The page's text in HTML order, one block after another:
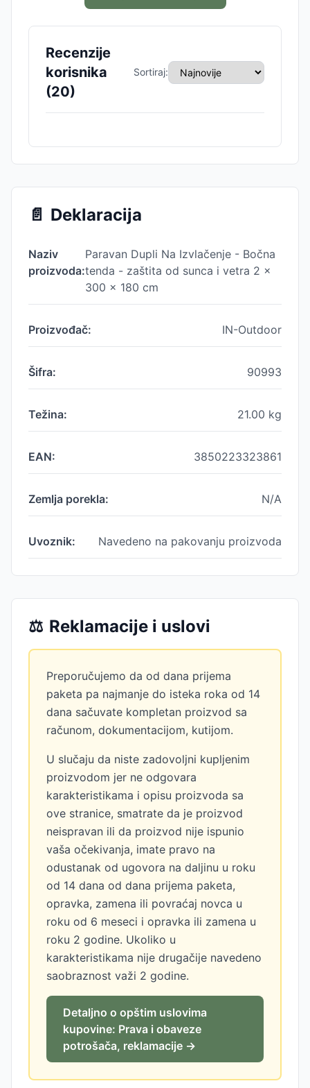
Recenzije
korisnika
(20)
Sortiraj:
📄 Deklaracija
Naziv
proizvoda:
Paravan Dupli Na Izvlačenje - Bočna
tenda - zaštita od sunca i vetra 2 x
300 x 180 cm
Proizvođač: IN-Outdoor
Šifra: 90993
Težina: 21.00 kg
EAN: 3850223323861
Zemlja porekla: N/A
Uvoznik: Navedeno na pakovanju proizvoda
⚖️ Reklamacije i uslovi
Preporučujemo da od dana prijema
paketa pa najmanje do isteka roka od 14
dana sačuvate kompletan proizvod sa
računom, dokumentacijom, kutijom.
U slučaju da niste zadovoljni kupljenim
proizvodom jer ne odgovara
karakteristikama i opisu proizvoda sa
ove stranice, smatrate da je proizvod
neispravan ili da proizvod nije ispunio
vaša očekivanja, imate pravo na
odustanak od ugovora na daljinu u roku
od 14 dana od dana prijema paketa,
opravka, zamena ili povraćaj novca u
roku od 6 meseci i opravka ili zamena u
roku 2 godine. Ukoliko u
karakteristikama nije drugačije navedeno
saobraznost važi 2 godine.
Detaljno o opštim uslovima
kupovine: Prava i obaveze
potrošača, reklamacije →